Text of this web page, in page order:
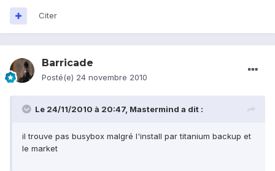
Citer
Barricade
Posté(e) 24 novembre 2010
Le 24/11/2010 à 20:47, Mastermind a dit :
il trouve pas busybox malgré l'install par titanium backup et
le market